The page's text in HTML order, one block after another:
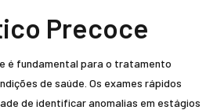
Precoce
é fundamental para o tratamento
de saúde. Os exames rápidos
de identificar anomalias em estágios